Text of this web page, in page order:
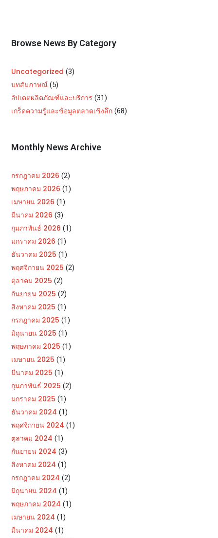
Browse News By Category
Uncategorized (3)
บทสัมภาษณ์ (5)
อัปเดตผลิตภัณฑ์และบริการ (31)
เกร็ดความรู้และข้อมูลตลาดเชิงลึก (68)
Monthly News Archive
กรกฎาคม 2026 (2)
พฤษภาคม 2026 (1)
เมษายน 2026 (1)
มีนาคม 2026 (3)
กุมภาพันธ์ 2026 (1)
มกราคม 2026 (1)
ธันวาคม 2025 (1)
พฤศจิกายน 2025 (2)
ตุลาคม 2025 (2)
กันยายน 2025 (2)
สิงหาคม 2025 (1)
กรกฎาคม 2025 (1)
มิถุนายน 2025 (1)
พฤษภาคม 2025 (1)
เมษายน 2025 (1)
มีนาคม 2025 (1)
กุมภาพันธ์ 2025 (2)
มกราคม 2025 (1)
ธันวาคม 2024 (1)
พฤศจิกายน 2024 (1)
ตุลาคม 2024 (1)
กันยายน 2024 (3)
สิงหาคม 2024 (1)
กรกฎาคม 2024 (2)
มิถุนายน 2024 (1)
พฤษภาคม 2024 (1)
เมษายน 2024 (1)
มีนาคม 2024 (1)